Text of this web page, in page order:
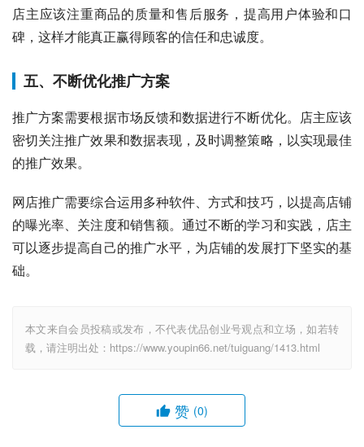
店主应该注重商品的质量和售后服务，提高用户体验和口
碑，这样才能真正赢得顾客的信任和忠诚度。
五、不断优化推广方案
推广方案需要根据市场反馈和数据进行不断优化。店主应该
密切关注推广效果和数据表现，及时调整策略，以实现最佳
的推广效果。
网店推广需要综合运用多种软件、方式和技巧，以提高店铺
的曝光率、关注度和销售额。通过不断的学习和实践，店主
可以逐步提高自己的推广水平，为店铺的发展打下坚实的基
础。
本文来自会员投稿或发布，不代表优品创业号观点和立场，如若转
载，请注明出处：https://www.youpin66.net/tuiguang/1413.html
赞 (0)